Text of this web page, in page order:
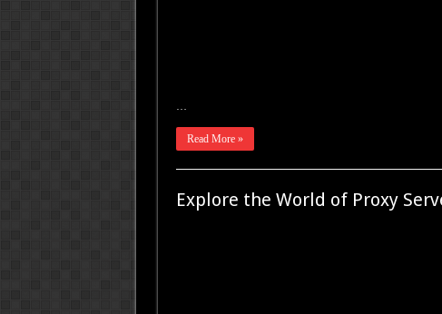
…
Read More »
Explore the World of Proxy